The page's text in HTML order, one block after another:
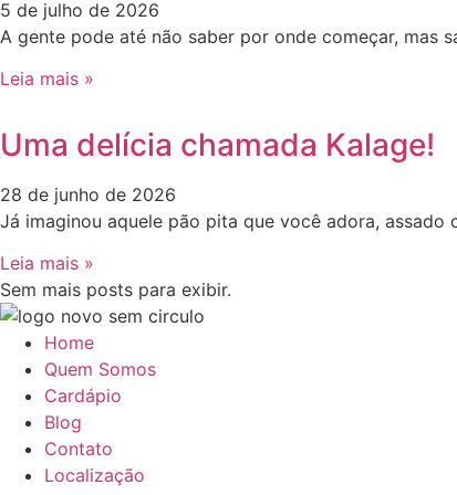
5 de julho de 2026
A gente pode até não saber por onde começar, mas
Leia mais »
Uma delícia chamada Kalage!
28 de junho de 2026
Já imaginou aquele pão pita que você adora,
Leia mais »
Sem mais posts para exibir.
Home
Quem Somos
Cardápio
Blog
Contato
Localização